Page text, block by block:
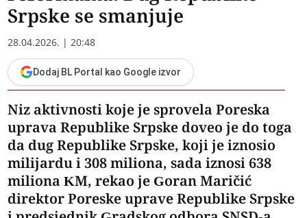
Srpske se smanjuje
28.04.2026. | 20:48
Dodaj BL Portal kao Google izvor
Niz aktivnosti koje je sprovela Poreska
uprava Republike Srpske doveo je do toga
da dug Republike Srpske, koji je iznosio
milijardu i 308 miliona, sada iznosi 638
miliona KM, rekao je Goran Maričić
direktor Poreske uprave Republike Srpske